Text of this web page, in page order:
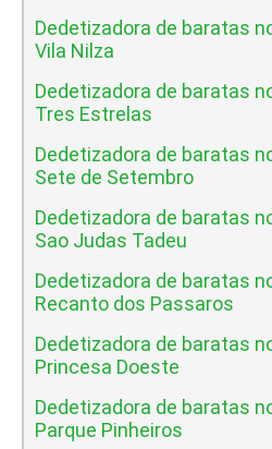
Dedetizadora de baratas
Vila Nilza
Dedetizadora de baratas
Tres Estrelas
Dedetizadora de baratas
Sete de Setembro
Dedetizadora de baratas
Sao Judas Tadeu
Dedetizadora de baratas
Recanto dos Passaros
Dedetizadora de baratas
Princesa Doeste
Dedetizadora de baratas
Parque Pinheiros